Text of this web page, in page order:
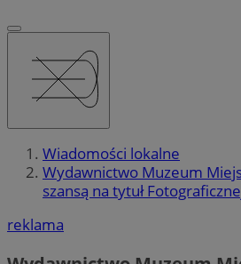
Wiadomości lokalne
Wydawnictwo Muzeum
szansą na tytuł
reklama